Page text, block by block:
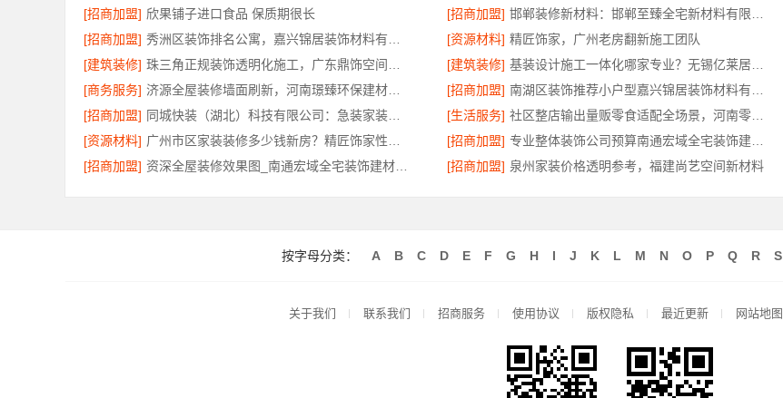
[招商加盟] 欣果铺子进口食品 保质期很长 [招商加盟]
[招商加盟]
[资源材料] 精匠饰家，广州老房翻新施工团队
[建筑装修]
[建筑装修]
[商务服务]
[招商加盟]
[招商加盟]
[生活服务]
[资源材料]
[招商加盟]
[招商加盟]
[招商加盟] 泉州家装价格透明参考，福建尚艺空间新材料
按字母分类： A B C D E F G H I J K L M N O P Q R S
关于我们 联系我们 招商服务 使用协议 版权隐私 最近更新 网站地图